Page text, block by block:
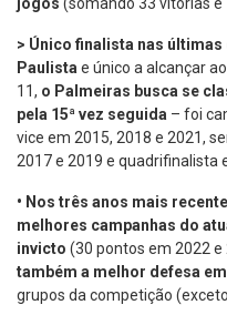
> Único finalista nas
Paulista e único a alcançar
11, o Palmeiras busca se
pela 15ª vez seguida – foi
vice em 2015, 2018 e 2021,
2017 e 2019 e quadrifinalista
• Nos três anos mais
melhores campanhas do
invicto (30 pontos em 2022 e
também a melhor defesa
grupos da competição